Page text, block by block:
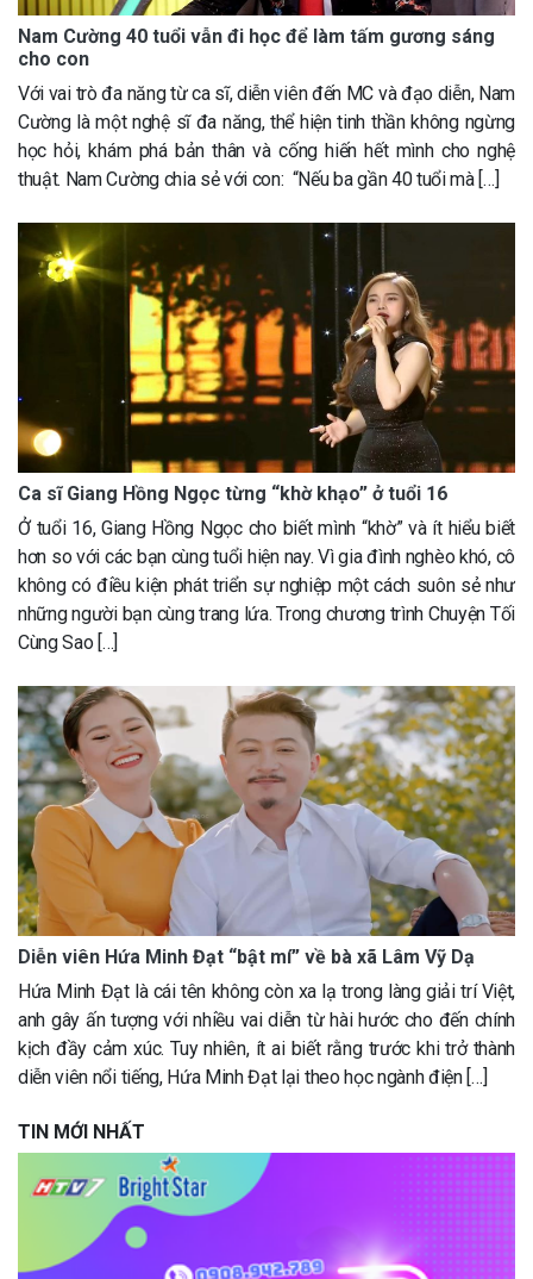
Nam Cường 40 tuổi vẫn đi học để làm tấm gương sáng
cho con
Với vai trò đa năng từ ca sĩ, diễn viên đến MC và đạo diễn, Nam
Cường là một nghệ sĩ đa năng, thể hiện tinh thần không ngừng
học hỏi, khám phá bản thân và cống hiến hết mình cho nghệ
thuật. Nam Cường chia sẻ với con: “Nếu ba gần 40 tuổi mà […]
Ca sĩ Giang Hồng Ngọc từng “khờ khạo” ở tuổi 16
Ở tuổi 16, Giang Hồng Ngọc cho biết mình “khờ” và ít hiểu biết
hơn so với các bạn cùng tuổi hiện nay. Vì gia đình nghèo khó, cô
không có điều kiện phát triển sự nghiệp một cách suôn sẻ như
những người bạn cùng trang lứa. Trong chương trình Chuyện Tối
Cùng Sao […]
Diễn viên Hứa Minh Đạt “bật mí” về bà xã Lâm Vỹ Dạ
Hứa Minh Đạt là cái tên không còn xa lạ trong làng giải trí Việt,
anh gây ấn tượng với nhiều vai diễn từ hài hước cho đến chính
kịch đầy cảm xúc. Tuy nhiên, ít ai biết rằng trước khi trở thành
diễn viên nổi tiếng, Hứa Minh Đạt lại theo học ngành điện […]
TIN MỚI NHẤT